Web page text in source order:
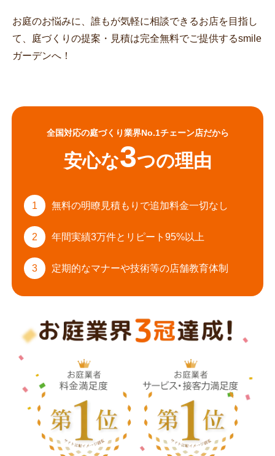
お庭のお悩みに、誰もが気軽に相談できるお店を目指し
て、庭づくりの提案・見積は完全無料でご提供するsmile
ガーデンへ！
全国対応の庭づくり業界No.1チェーン店だから
安心な3つの理由
1 無料の明瞭見積もりで追加料金一切なし
2 年間実績3万件と リピート95%以上
3 定期的なマナーや技術等の店舗教育体制